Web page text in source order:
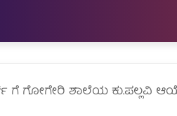
ಗೆ ಗೋಗೇರಿ ಶಾಲೆಯ ಕು.ಪಲ್ಲವಿ